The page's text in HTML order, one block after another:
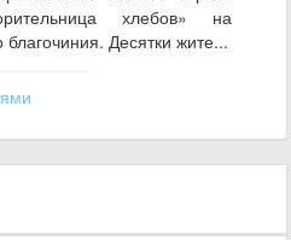
хлебов» на
Десятки жите...